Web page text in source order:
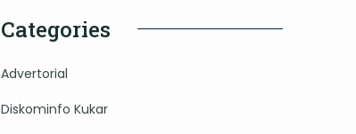
Categories
Advertorial
Diskominfo Kukar